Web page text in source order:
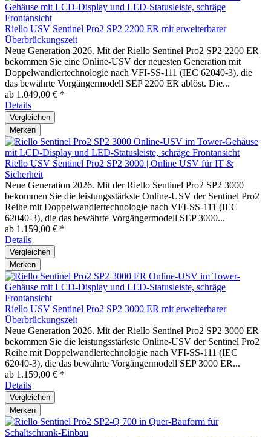
Riello USV Sentinel Pro2 SP2 2200 ER mit erweiterbarer
Überbrückungszeit
Neue Generation 2026. Mit der Riello Sentinel Pro2 SP2 2200 ER
bekommen Sie eine Online-USV der neuesten Generation mit
Doppelwandlertechnologie nach VFI-SS-111 (IEC 62040-3), die
das bewährte Vorgängermodell SEP 2200 ER ablöst. Die...
ab 1.049,00 € *
Details
Vergleichen
Merken
Riello USV Sentinel Pro2 SP2 3000 | Online USV für IT &
Sicherheit
Neue Generation 2026. Mit der Riello Sentinel Pro2 SP2 3000
bekommen Sie die leistungsstärkste Online-USV der Sentinel Pro2
Reihe mit Doppelwandlertechnologie nach VFI-SS-111 (IEC
62040-3), die das bewährte Vorgängermodell SEP 3000...
ab 1.159,00 € *
Details
Vergleichen
Merken
Riello USV Sentinel Pro2 SP2 3000 ER mit erweiterbarer
Überbrückungszeit
Neue Generation 2026. Mit der Riello Sentinel Pro2 SP2 3000 ER
bekommen Sie die leistungsstärkste Online-USV der Sentinel Pro2
Reihe mit Doppelwandlertechnologie nach VFI-SS-111 (IEC
62040-3), die das bewährte Vorgängermodell SEP 3000 ER...
ab 1.159,00 € *
Details
Vergleichen
Merken